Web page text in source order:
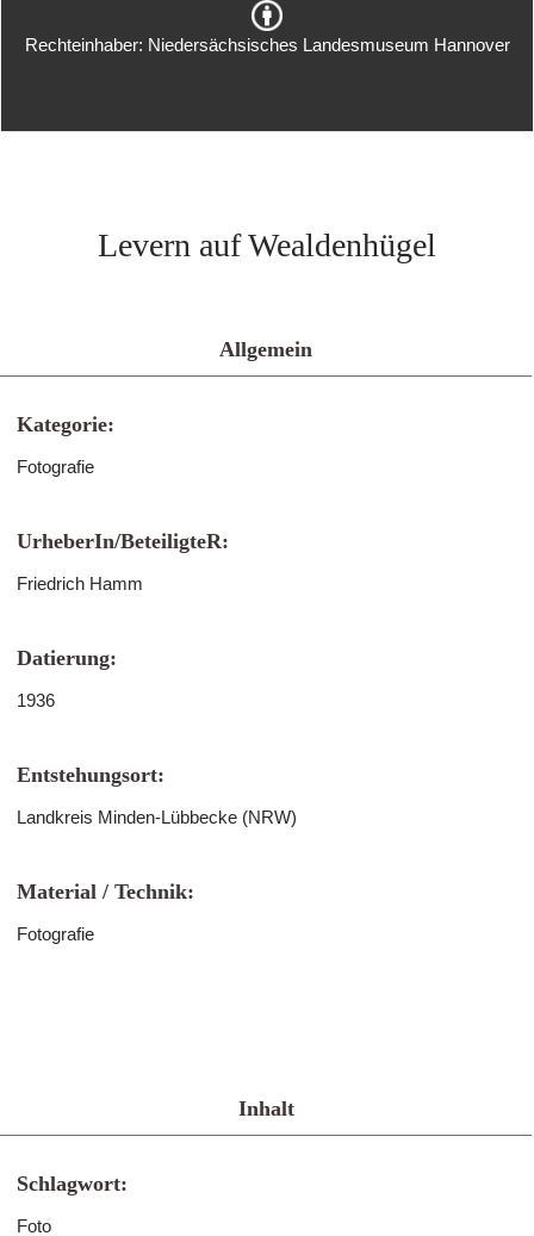
Rechteinhaber: Niedersächsisches Landesmuseum Hannover
Levern auf Wealdenhügel
Allgemein
Kategorie:
Fotografie
UrheberIn/BeteiligteR:
Friedrich Hamm
Datierung:
1936
Entstehungsort:
Landkreis Minden-Lübbecke (NRW)
Material / Technik:
Fotografie
Inhalt
Schlagwort:
Foto